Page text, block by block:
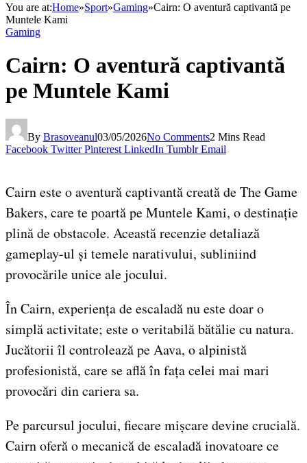
You are at:Home»Sport»Gaming»Cairn: O aventură captivantă pe
Muntele Kami
Gaming
Cairn: O aventură captivantă
pe Muntele Kami
By Brasoveanul03/05/2026No Comments2 Mins Read
Facebook Twitter Pinterest LinkedIn Tumblr Email
Cairn este o aventură captivantă creată de The Game
Bakers, care te poartă pe Muntele Kami, o destinație
plină de obstacole. Această recenzie detaliază
gameplay-ul și temele narativului, subliniind
provocările unice ale jocului.
În Cairn, experiența de escaladă nu este doar o
simplă activitate; este o veritabilă bătălie cu natura.
Jucătorii îl controlează pe Aava, o alpinistă
profesionistă, care se află în fața celei mai mari
provocări din cariera sa.
Pe parcursul jocului, fiecare mișcare devine crucială.
Cairn oferă o mecanică de escaladă inovatoare ce